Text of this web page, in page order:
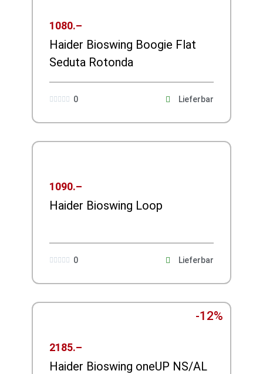
1080.–
Haider Bioswing Boogie Flat
Seduta Rotonda
0
     Lieferbar
1090.–
Haider Bioswing Loop
0
     Lieferbar
-12%
2185.–
Haider Bioswing oneUP NS/AL